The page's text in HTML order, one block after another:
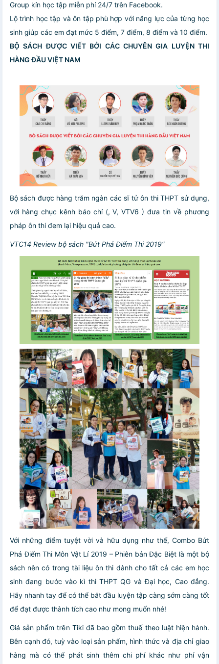
Group kín học tập miễn phí 24/7 trên Facebook.
Lộ trình học tập và ôn tập phù hợp với năng lực của từng học
sinh giúp các em đạt mức 5 điểm, 7 điểm, 8 điểm và 10 điểm.
BỘ SÁCH ĐƯỢC VIẾT BỞI CÁC CHUYÊN GIA LUYỆN THI
HÀNG ĐẦU VIỆT NAM
Bộ sách được hàng trăm ngàn các sĩ tử ôn thi THPT sử dụng,
với hàng chục kênh báo chí (, V, VTV6 ) đưa tin về phương
pháp ôn thi đem lại hiệu quả cao.
VTC14 Review bộ sách "Bứt Phá Điểm Thi 2019”
Với những điểm tuyệt vời và hữu dụng như thế, Combo Bứt
Phá Điểm Thi Môn Vật Lí 2019 – Phiên bản Đặc Biệt là một bộ
sách nên có trong tài liệu ôn thi dành cho tất cả các em học
sinh đang bước vào kì thi THPT QG và Đại học, Cao đẳng.
Hãy nhanh tay để có thể bắt đầu luyện tập càng sớm càng tốt
để đạt được thành tích cao như mong muốn nhé!
Giá sản phẩm trên Tiki đã bao gồm thuế theo luật hiện hành.
Bên cạnh đó, tuỳ vào loại sản phẩm, hình thức và địa chỉ giao
hàng mà có thể phát sinh thêm chi phí khác như phí vận